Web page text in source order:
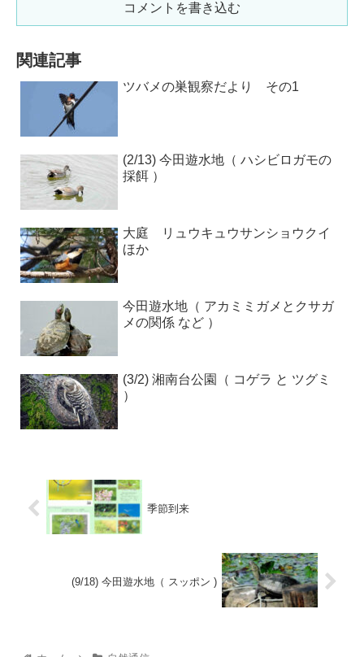
コメントを書き込む
関連記事
ツバメの巣観察だより その1
(2/13) 今田遊水地（ ハシビロガモの
採餌 ）
大庭 リュウキュウサンショウクイ
ほか
今田遊水地（ アカミミガメとクサガ
メの関係 など ）
(3/2) 湘南台公園（ コゲラ と ツグミ
）
季節到来
(9/18) 今田遊水地（ スッポン )